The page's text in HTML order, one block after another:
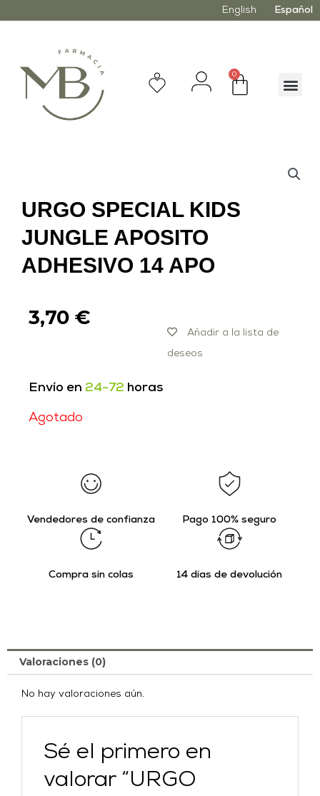
English Español
0
URGO SPECIAL KIDS
JUNGLE APOSITO
ADHESIVO 14 APO
3,70 €
Añadir a la lista de
deseos
Envío en 24-72 horas
Agotado
Vendedores de confianza Pago 100% seguro
Compra sin colas 14 días de devolución
Valoraciones (0)
No hay valoraciones aún.
Sé el primero en
valorar “URGO